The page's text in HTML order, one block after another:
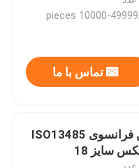
قیمت：$0.50/pieces 10000-49999
تماس با ما
کاتتر ساکشن فرانسوی ISO13485